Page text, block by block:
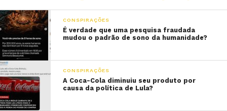
CONSPIRAÇÕES
É verdade que uma pesquisa fraudada
mudou o padrão de sono da humanidade?
CONSPIRAÇÕES
A Coca-Cola diminuiu seu produto por
causa da política de Lula?